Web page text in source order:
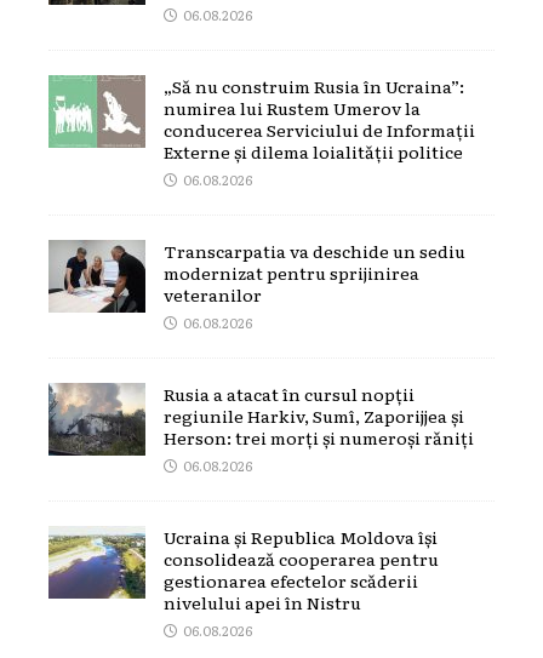
06.08.2026
„Să nu construim Rusia în Ucraina”:
numirea lui Rustem Umerov la
conducerea Serviciului de Informații
Externe și dilema loialității politice
06.08.2026
Transcarpatia va deschide un sediu
modernizat pentru sprijinirea
veteranilor
06.08.2026
Rusia a atacat în cursul nopții
regiunile Harkiv, Sumî, Zaporijjea și
Herson: trei morți și numeroși răniți
06.08.2026
Ucraina și Republica Moldova își
consolidează cooperarea pentru
gestionarea efectelor scăderii
nivelului apei în Nistru
06.08.2026